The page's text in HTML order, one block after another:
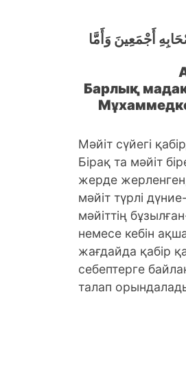
أَجْمَعِينَ وَأَمَّا
Барлық
Мәйiт сүйегi
Бірақ та мәйiт
жерде
мәйiт түрлi
мәйiттiң
немесе кебін
жағдайда қабір
себептерге
талап